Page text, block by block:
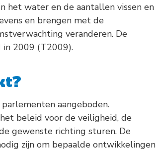
het water en de aantallen vissen en
en brengen met de
veranderen. De
in 2009 (T2009).
aangeboden.
beleid voor de veiligheid, de
gewenste richting sturen. De
zijn om bepaalde ontwikkelingen